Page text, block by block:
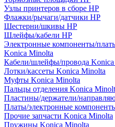
Узлы принтеров в сборе HP
Флажки/рычаги/датчики HP
Шестерни/шкивы HP
Шлейфы/кабели HP
Электронные компоненты/
Konica Minolta
Кабели/шлейфы/провода
Лотки/кассеты Konica Minolta
Муфты Konica Minolta
Пальцы отделения Konica
Пластины/держатели/
Платы/электронные
Прочие запчасти Konica Minolta
Пружины Konica Minolta